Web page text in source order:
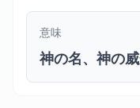
意味
神の名、神の